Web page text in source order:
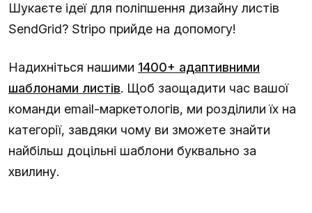
Шукаєте ідеї для поліпшення дизайну листів
SendGrid? Stripo прийде на допомогу!
Надихніться нашими 1400+ адаптивними
шаблонами листів. Щоб заощадити час вашої
команди email-маркетологів, ми розділили їх на
категорії, завдяки чому ви зможете знайти
найбільш доцільні шаблони буквально за
хвилину.